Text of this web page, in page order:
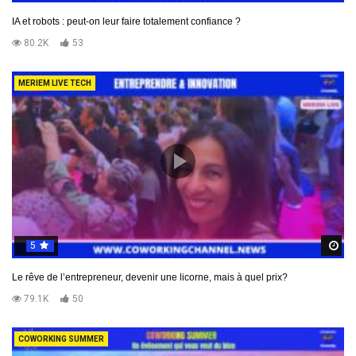
IA et robots : peut-on leur faire totalement confiance ?
80.2K
53
MERIEM LIVE TECH
5
Le rêve de l’entrepreneur, devenir une licorne, mais à quel prix?
79.1K
50
COWORKING SUMMER